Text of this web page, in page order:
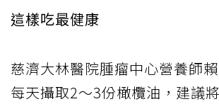
這樣吃最健康
慈濟大林醫院腫瘤中心營養師賴
每天攝取2～3份橄欖油，建議